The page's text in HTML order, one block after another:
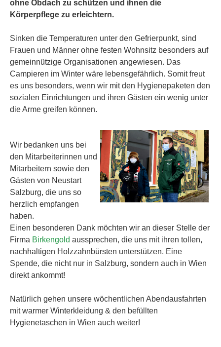
ohne Obdach zu schützen und ihnen die
Körperpflege zu erleichtern.
Sinken die Temperaturen unter den Gefrierpunkt, sind
Frauen und Männer ohne festen Wohnsitz besonders auf
gemeinnützige Organisationen angewiesen. Das
Campieren im Winter wäre lebensgefährlich. Somit freut
es uns besonders, wenn wir mit den Hygienepaketen den
sozialen Einrichtungen und ihren Gästen ein wenig unter
die Arme greifen können.
Wir bedanken uns bei
den Mitarbeiterinnen und
Mitarbeitern sowie den
Gästen von Neustart
Salzburg, die uns so
herzlich empfangen
haben.
Einen besonderen Dank möchten wir an dieser Stelle der
Firma Birkengold aussprechen, die uns mit ihren tollen,
nachhaltigen Holzzahnbürsten unterstützen. Eine
Spende, die nicht nur in Salzburg, sondern auch in Wien
direkt ankommt!
Natürlich gehen unsere wöchentlichen Abendausfahrten
mit warmer Winterkleidung & den befüllten
Hygienetaschen in Wien auch weiter!